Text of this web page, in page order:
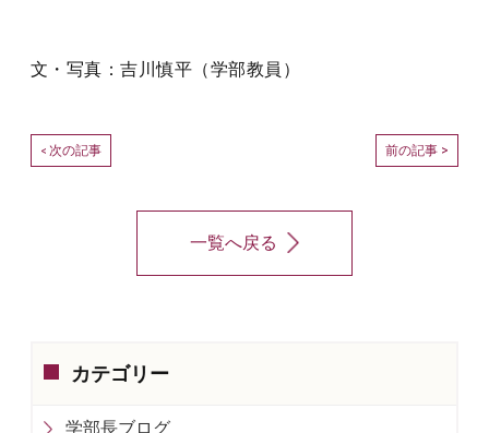
文・写真：吉川慎平（学部教員）
< 次の記事 前の記事 >
一覧へ戻る
カテゴリー
学部長ブログ